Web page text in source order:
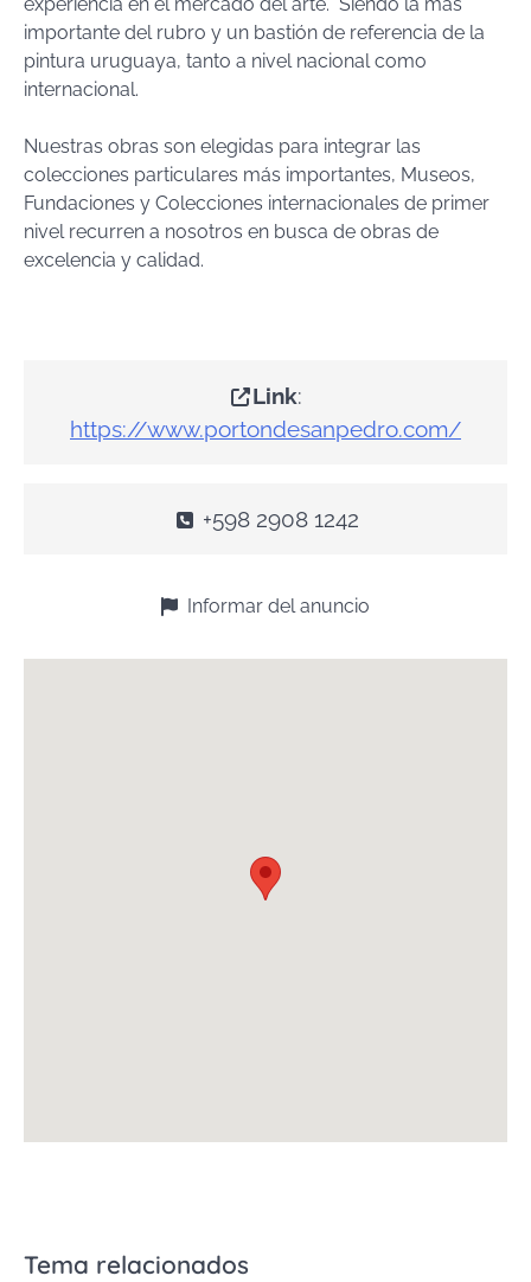
importante del rubro y un bastión de referencia de la
pintura uruguaya, tanto a nivel nacional como
internacional.
Nuestras obras son elegidas para integrar las
colecciones particulares más importantes, Museos,
Fundaciones y Colecciones internacionales de primer
nivel recurren a nosotros en busca de obras de
excelencia y calidad.
Link:
https://www.portondesanpedro.com/
+598 2908 1242
Informar del anuncio
Tema relacionados